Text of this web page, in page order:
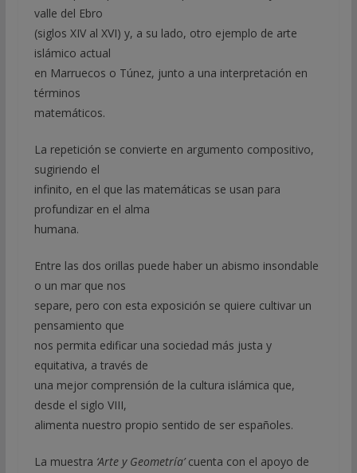
valle del Ebro
(siglos XIV al XVI) y, a su lado, otro ejemplo de arte
islámico actual
en Marruecos o Túnez, junto a una interpretación en
términos
matemáticos.
La repetición se convierte en argumento compositivo,
sugiriendo el
infinito, en el que las matemáticas se usan para
profundizar en el alma
humana.
Entre las dos orillas puede haber un abismo insondable
o un mar que nos
separe, pero con esta exposición se quiere cultivar un
pensamiento que
nos permita edificar una sociedad más justa y
equitativa, a través de
una mejor comprensión de la cultura islámica que,
desde el siglo VIII,
alimenta nuestro propio sentido de ser españoles.
La muestra ‘Arte y Geometría’cuenta con el apoyo de